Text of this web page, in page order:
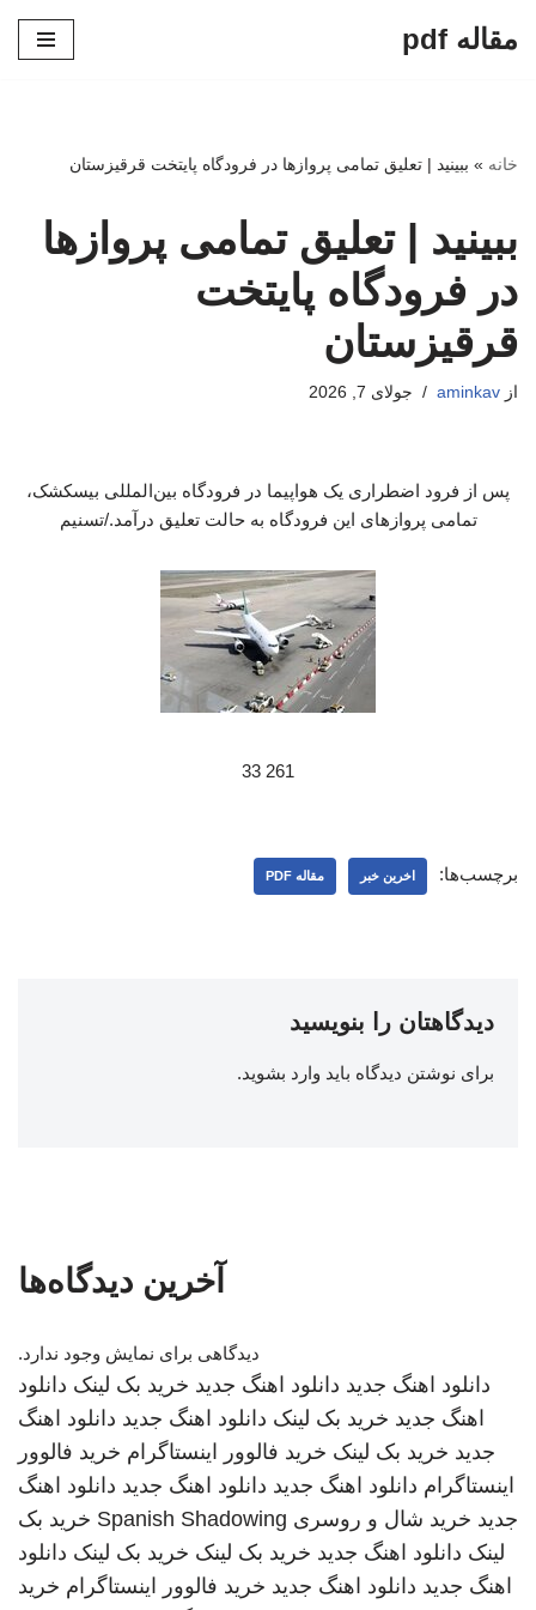
مقاله pdf
خانه » ببینید | تعلیق تمامی پروازها در فرودگاه پایتخت قرقیزستان
ببینید | تعلیق تمامی پروازها
در فرودگاه پایتخت
قرقیزستان
از aminkav جولای 7, 2026
پس از فرود اضطراری یک هواپیما در فرودگاه بین‌المللی بیسکشک،
تمامی پروازهای این فرودگاه به حالت تعلیق درآمد./تسنیم
261 33
برچسب‌ها: اخرین خبر مقاله PDF
دیدگاهتان را بنویسید
برای نوشتن دیدگاه باید وارد بشوید.
آخرین دیدگاه‌ها
دیدگاهی برای نمایش وجود ندارد.
دانلود اهنگ جدید دانلود اهنگ جدید خرید بک لینک دانلود
اهنگ جدید خرید بک لینک دانلود اهنگ جدید دانلود اهنگ
جدید خرید بک لینک خرید فالوور اینستاگرام خرید فالوور
اینستاگرام دانلود اهنگ جدید دانلود اهنگ جدید دانلود اهنگ
جدید خرید شال و روسری Spanish Shadowing خرید بک
لینک دانلود اهنگ جدید خرید بک لینک خرید بک لینک دانلود
اهنگ جدید دانلود اهنگ جدید خرید فالوور اینستاگرام خرید